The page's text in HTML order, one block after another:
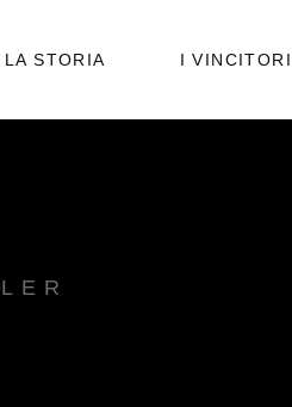
LA STORIA I VINCITORI